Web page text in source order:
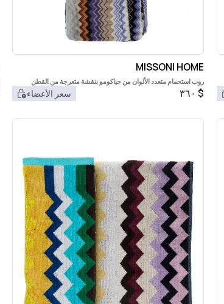
MISSONI HOME
روب استحمام متعدد الألوان من جياكومو بنقشة متعرجة من القطن
$ ٣٦٠ سعر الأعضاء